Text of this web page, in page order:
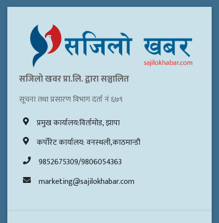
सजिलो खवर प्रा.लि. द्वारा सञ्चालित
सूचना तथा प्रसारण विभाग दर्ता नं ६७९
प्रमुख कार्यालय:विर्तामोड, झापा
कर्पोरेट कार्यालय: वनस्थली,काठमान्डौ
9852675309/9806054363
marketing@sajilokhabar.com